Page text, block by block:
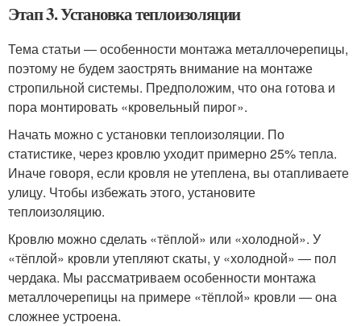
Этап 3. Установка теплоизоляции
Тема статьи ― особенности монтажа металлочерепицы,
поэтому не будем заострять внимание на монтаже
стропильной системы. Предположим, что она готова и
пора монтировать «кровельный пирог».
Начать можно с установки теплоизоляции. По
статистике, через кровлю уходит примерно 25% тепла.
Иначе говоря, если кровля не утеплена, вы отапливаете
улицу. Чтобы избежать этого, установите
теплоизоляцию.
Кровлю можно сделать «тёплой» или «холодной». У
«тёплой» кровли утепляют скаты, у «холодной» ― пол
чердака. Мы рассматриваем особенности монтажа
металлочерепицы на примере «тёплой» кровли ― она
сложнее устроена.